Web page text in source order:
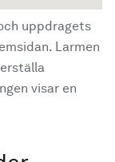
uppdragets
Larmen
visar en